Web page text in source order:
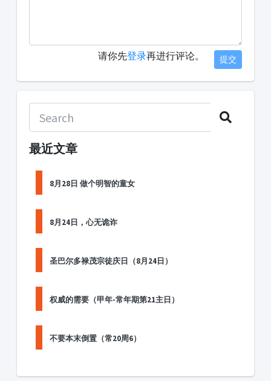
请你先登录再进行评论。 提交
最近文章
8月28日 做个明智的童女
8月24日，心无诡诈
圣巴尔多禄茂宗徒庆日（8月24日）
权威的需要（甲年-常年期第21主日）
不要本末倒置（常20周6）